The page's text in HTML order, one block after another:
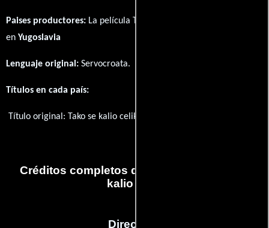
Paises productores: La película Tako se kalio celik fué producida
en Yugoslavia
Lenguaje original: Servocroata.
Títulos en cada país:
Título original: Tako se kalio celik
Créditos completos de la película Tako se
kalio celik
Dirección